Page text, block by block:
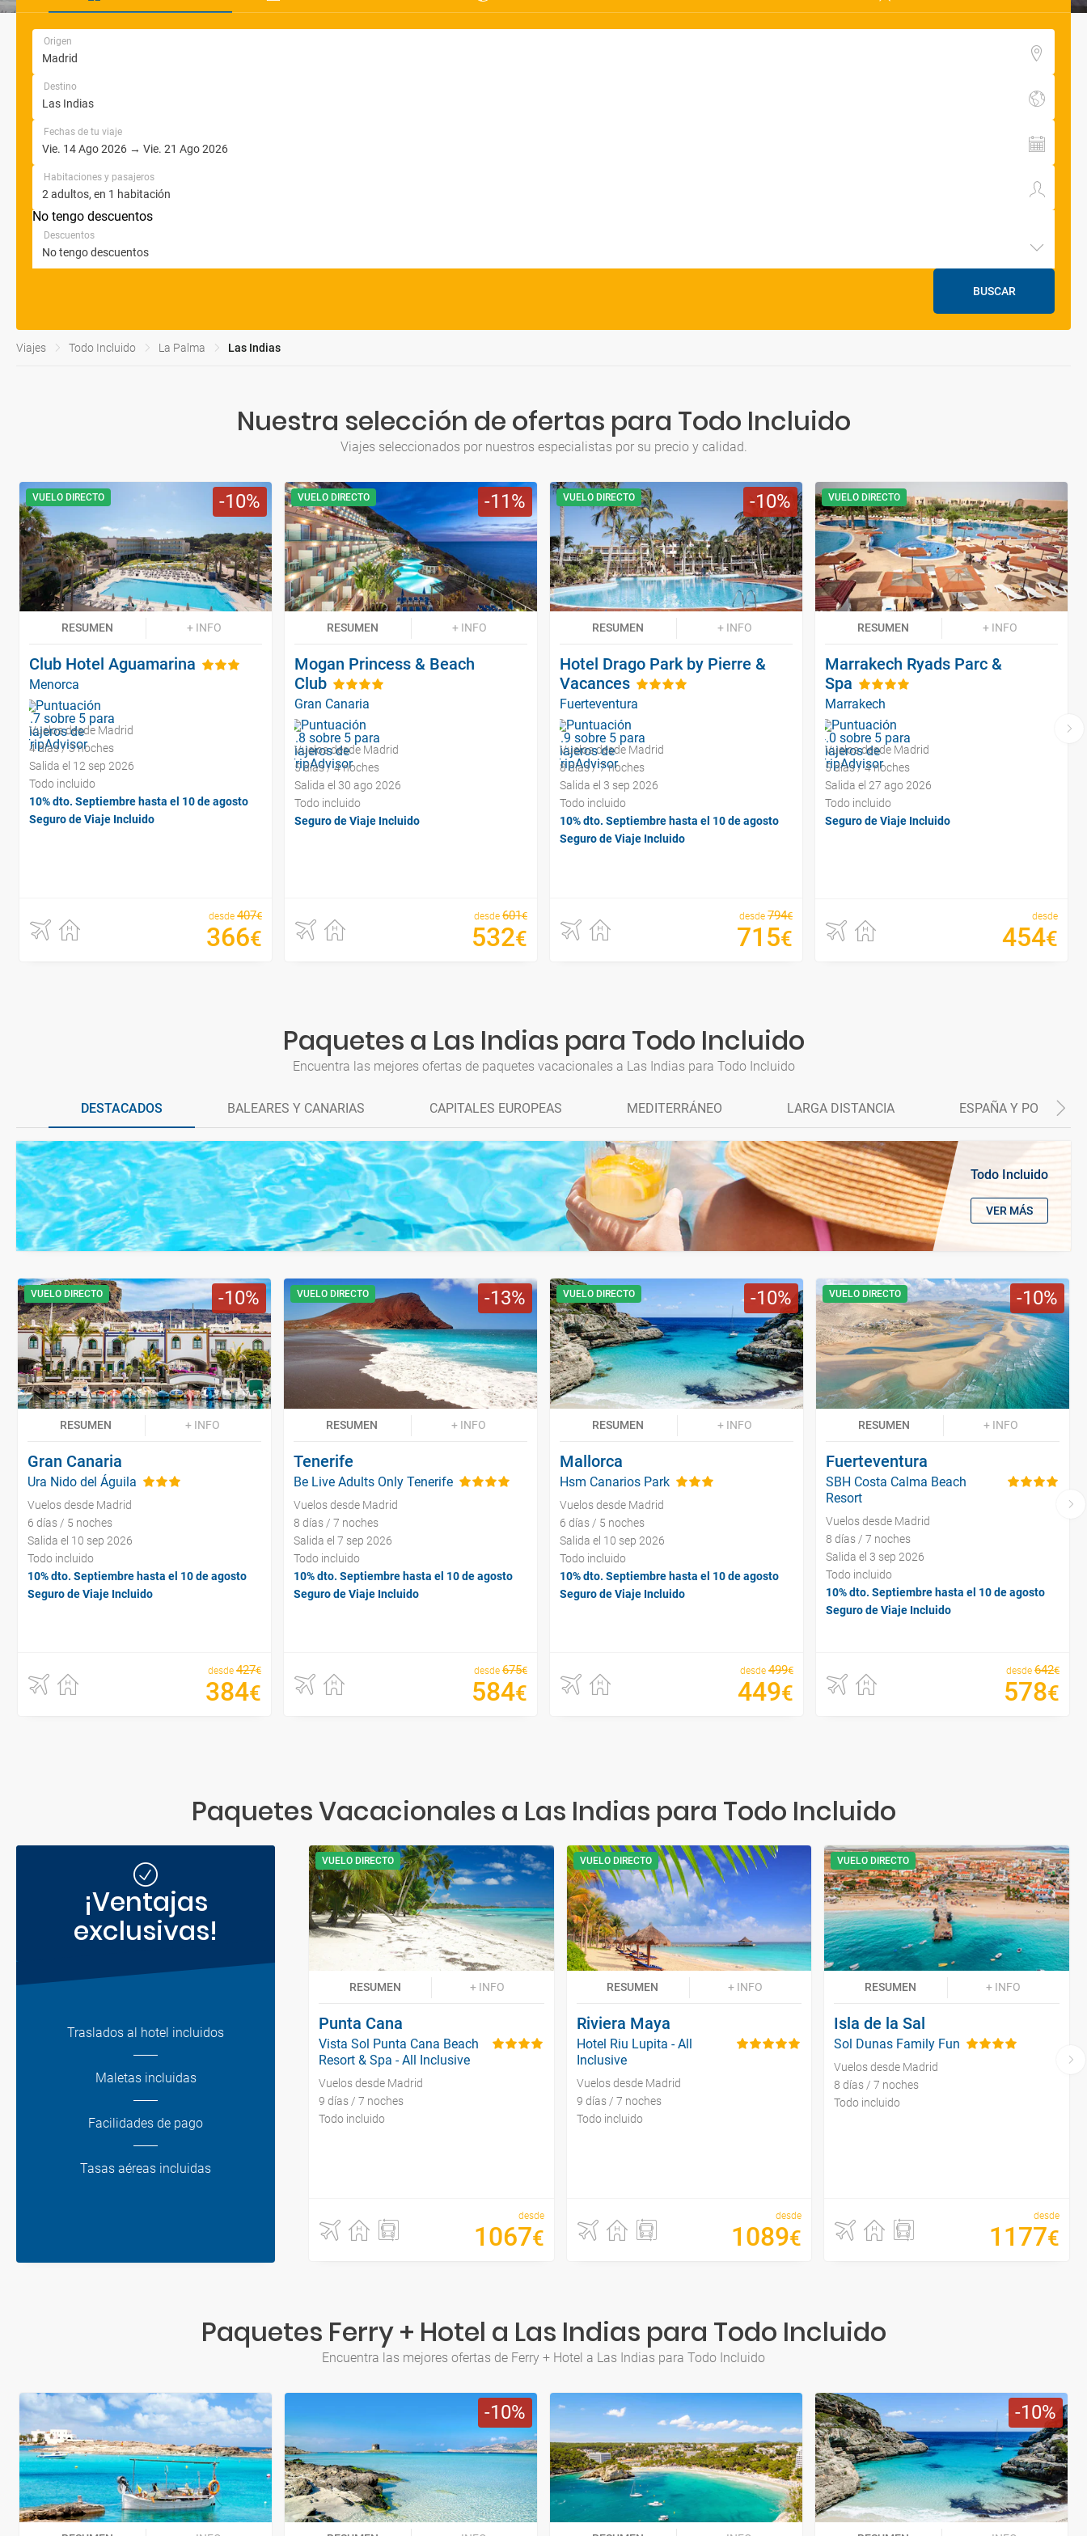
Origen
Destino
Fechas de tu viaje
Habitaciones y pasajeros
No tengo descuentos
Descuentos
BUSCAR
Viajes Todo Incluido La Palma Las Indias
Nuestra selección de ofertas para Todo Incluido
Viajes seleccionados por nuestros especialistas por su precio y calidad.
10
VUELO DIRECTO
RESUMEN + INFO
Club Hotel Aguamarina
Menorca
Vuelos desde Madrid
4 días / 3 noches
Salida el 12 sep 2026
Todo incluido
10% dto. Septiembre hasta el 10 de agosto
Seguro de Viaje Incluido
desde 407€
366€
11
VUELO DIRECTO
RESUMEN + INFO
Mogan Princess & Beach
Club
Gran Canaria
Vuelos desde Madrid
5 días / 4 noches
Salida el 30 ago 2026
Todo incluido
Seguro de Viaje Incluido
desde 601€
532€
10
VUELO DIRECTO
RESUMEN + INFO
Hotel Drago Park by Pierre &
Vacances
Fuerteventura
Vuelos desde Madrid
8 días / 7 noches
Salida el 3 sep 2026
Todo incluido
10% dto. Septiembre hasta el 10 de agosto
Seguro de Viaje Incluido
desde 794€
715€
VUELO DIRECTO
RESUMEN + INFO
Marrakech Ryads Parc &
Spa
Marrakech
Vuelos desde Madrid
5 días / 4 noches
Salida el 27 ago 2026
Todo incluido
Seguro de Viaje Incluido
desde
454€
Paquetes a Las Indias para Todo Incluido
Encuentra las mejores ofertas de paquetes vacacionales a Las Indias para Todo Incluido
DESTACADOS BALEARES Y CANARIAS CAPITALES EUROPEAS MEDITERRÁNEO LARGA DISTANCIA ESPAÑA Y PORTUGAL
Todo Incluido
VER MÁS
10
VUELO DIRECTO
RESUMEN + INFO
Gran Canaria
Ura Nido del Águila
Vuelos desde Madrid
6 días / 5 noches
Salida el 10 sep 2026
Todo incluido
10% dto. Septiembre hasta el 10 de agosto
Seguro de Viaje Incluido
desde 427€
384€
13
VUELO DIRECTO
RESUMEN + INFO
Tenerife
Be Live Adults Only Tenerife
Vuelos desde Madrid
8 días / 7 noches
Salida el 7 sep 2026
Todo incluido
10% dto. Septiembre hasta el 10 de agosto
Seguro de Viaje Incluido
desde 675€
584€
10
VUELO DIRECTO
RESUMEN + INFO
Mallorca
Hsm Canarios Park
Vuelos desde Madrid
6 días / 5 noches
Salida el 10 sep 2026
Todo incluido
10% dto. Septiembre hasta el 10 de agosto
Seguro de Viaje Incluido
desde 499€
449€
10
VUELO DIRECTO
RESUMEN + INFO
Fuerteventura
SBH Costa Calma Beach
Resort
Vuelos desde Madrid
8 días / 7 noches
Salida el 3 sep 2026
Todo incluido
10% dto. Septiembre hasta el 10 de agosto
Seguro de Viaje Incluido
desde 642€
578€
Paquetes Vacacionales a Las Indias para Todo Incluido
¡Ventajas
exclusivas!
Traslados al hotel incluidos
Maletas incluidas
Facilidades de pago
Tasas aéreas incluidas
VUELO DIRECTO
RESUMEN + INFO
Punta Cana
Vista Sol Punta Cana Beach
Resort & Spa - All Inclusive
Vuelos desde Madrid
9 días / 7 noches
Todo incluido
desde
1067€
VUELO DIRECTO
RESUMEN + INFO
Riviera Maya
Hotel Riu Lupita - All
Inclusive
Vuelos desde Madrid
9 días / 7 noches
Todo incluido
desde
1089€
VUELO DIRECTO
RESUMEN + INFO
Isla de la Sal
Sol Dunas Family Fun
Vuelos desde Madrid
8 días / 7 noches
Todo incluido
desde
1177€
Paquetes Ferry + Hotel a Las Indias para Todo Incluido
Encuentra las mejores ofertas de Ferry + Hotel a Las Indias para Todo Incluido
10 10